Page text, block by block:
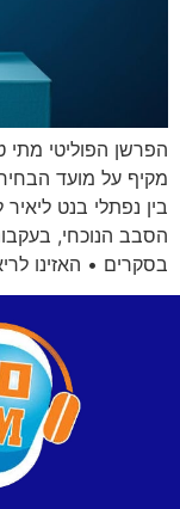
הפרשן הפוליטי מתי
מקיף על מועד
בין נפתלי בנט
הסבב הנוכחי,
בסקרים • האזינו